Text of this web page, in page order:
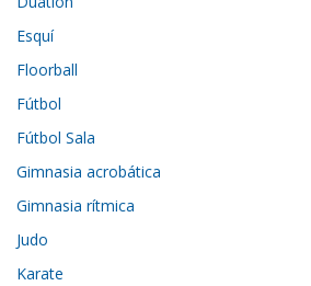
Esquí
Floorball
Fútbol
Fútbol Sala
Gimnasia acrobática
Gimnasia rítmica
Judo
Karate